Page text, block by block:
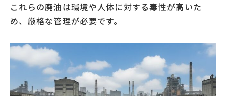
これらの廃油は環境や人体に対する毒性が高いた
め、厳格な管理が必要です。